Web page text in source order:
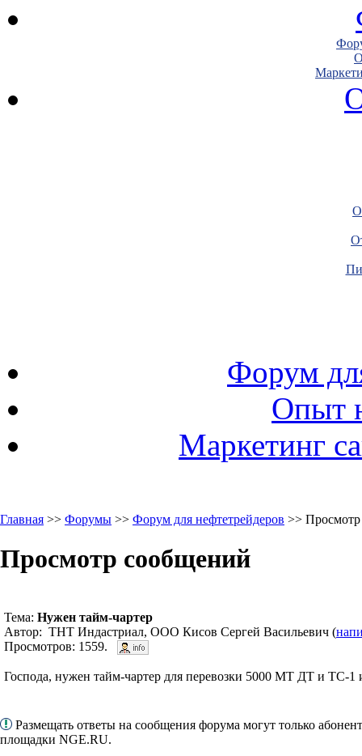
Форум
Опыт
Маркетинг
Главная >> Форумы >> Форум для нефтетрейдеров >>
Просмотр сообщений
Тема: Нужен тайм-чартер
Автор: ТНТ Индастриал, ООО Кисов Сергей Васильевич (
Просмотров: 1559.
Господа, нужен тайм-чартер для перевозки 5000 МТ ДТ и ТС-1
Размещать ответы на сообщения форума могут только
площадки NGE.RU.